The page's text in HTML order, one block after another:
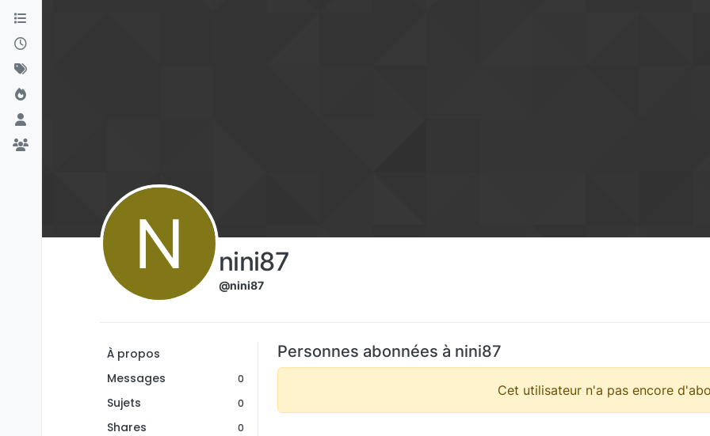
Aller directement au contenu
N nini87
@nini87
À propos
Messages
0
Sujets 0
Shares 0
Personnes abonnées à nini87
Cet utilisateur n'a pas encore